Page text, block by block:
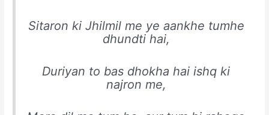
Sitaron ki Jhilmil me ye aankhe tumhe
dhundti hai,
Duriyan to bas dhokha hai ishq ki
najron me,